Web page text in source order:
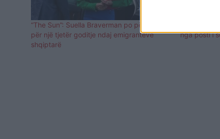
“The Sun”: Suella Braverman po përgatitet
për një tjetër goditje ndaj emigrantëve
shqiptarë
nga posti i